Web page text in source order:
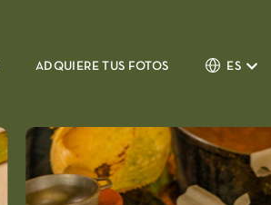
ADQUIERE TUS FOTOS ES